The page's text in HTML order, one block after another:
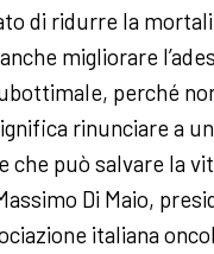
di ridurre la
migliorare
perché
rinunciare a
che può salvare la
Di Maio,
italiana